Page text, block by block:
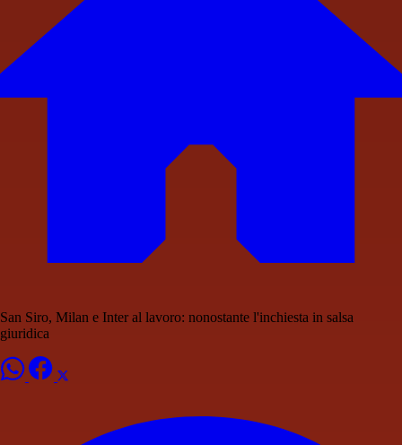
San Siro, Milan e Inter al lavoro: nonostante l'inchiesta in salsa
giuridica